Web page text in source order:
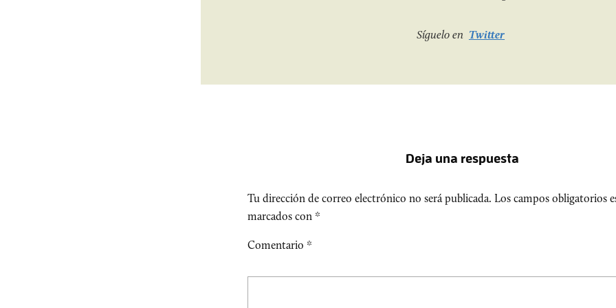
Síguelo en Twitter
Deja una respuesta
Tu dirección de correo electrónico no será publicada. Los campos obligatorios
marcados con *
Comentario *